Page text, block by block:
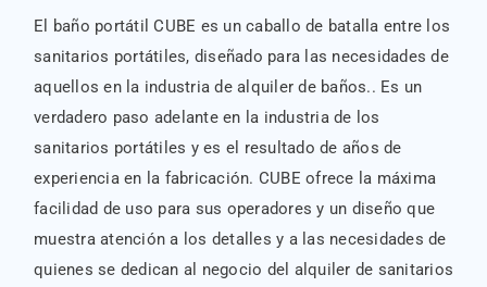
El baño portátil CUBE es un caballo de batalla entre los
sanitarios portátiles, diseñado para las necesidades de
aquellos en la industria de alquiler de baños.. Es un
verdadero paso adelante en la industria de los
sanitarios portátiles y es el resultado de años de
experiencia en la fabricación. CUBE ofrece la máxima
facilidad de uso para sus operadores y un diseño que
muestra atención a los detalles y a las necesidades de
quienes se dedican al negocio del alquiler de sanitarios